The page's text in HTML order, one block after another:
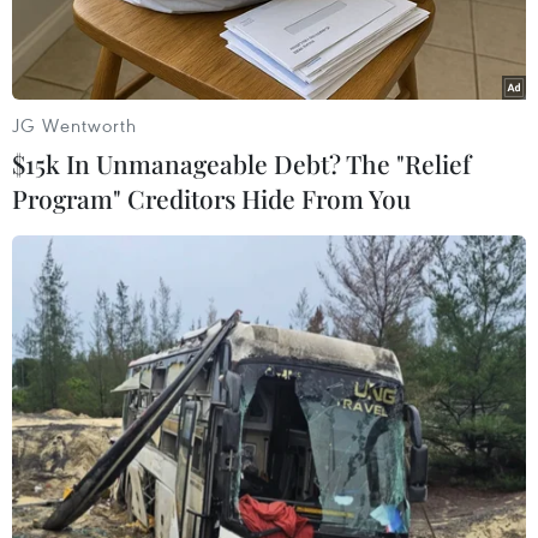
bình ổn giá.
Khách hàng đang mua sắm hàng hóa tại siêu thị Fivimart Hà
Nội. (Ảnh: Đức Duy/Vietnam+)
Chỉ còn hơn 2 tháng nữa là đến Tết Nguyên đán
JG Wentworth
$15k In Unmanageable Debt? The "Relief
Program" Creditors Hide From You